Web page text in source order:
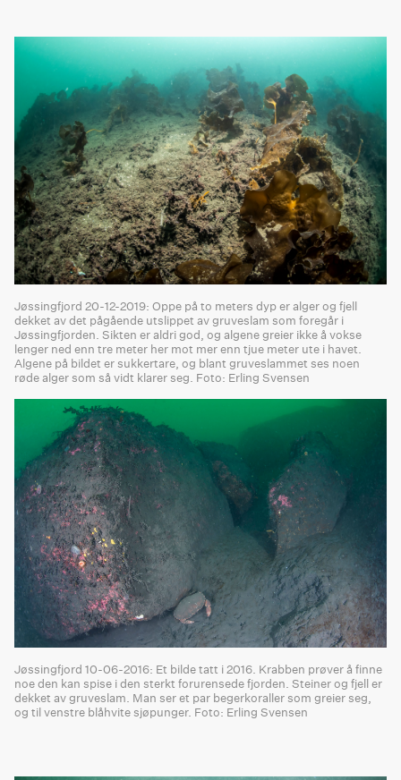
Jøssingfjord 20-12-2019: Oppe på to meters dyp er alger og fjell
dekket av det pågående utslippet av gruveslam som foregår i
Jøssingfjorden. Sikten er aldri god, og algene greier ikke å vokse
lenger ned enn tre meter her mot mer enn tjue meter ute i havet.
Algene på bildet er sukkertare, og blant gruveslammet ses noen
røde alger som så vidt klarer seg. Foto: Erling Svensen
Jøssingfjord 10-06-2016: Et bilde tatt i 2016. Krabben prøver å finne
noe den kan spise i den sterkt forurensede fjorden. Steiner og fjell er
dekket av gruveslam. Man ser et par begerkoraller som greier seg,
og til venstre blåhvite sjøpunger. Foto: Erling Svensen